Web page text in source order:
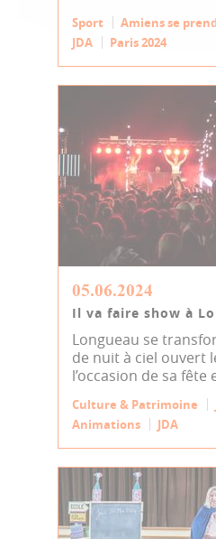
Sport Amiens se
JDA
Paris 2024
05.06.2024
Il va faire show à
Longueau se
de nuit à ciel ouvert
l’occasion de sa fête
Culture & Patrimoine
Animations
JDA